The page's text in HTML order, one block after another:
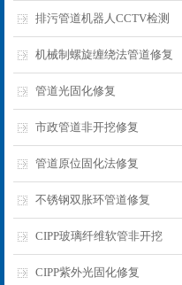
排污管道机器人CCTV检测
机械制螺旋缠绕法管道修复
管道光固化修复
市政管道非开挖修复
管道原位固化法修复
不锈钢双胀环管道修复
CIPP玻璃纤维软管非开挖
CIPP紫外光固化修复